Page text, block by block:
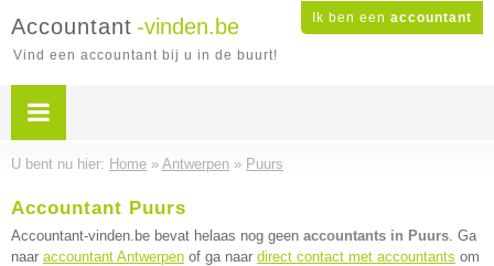
Ik ben een accountant
Accountant -vinden.be
Vind een accountant bij u in de buurt!
U bent nu hier: Home » Antwerpen » Puurs
Accountant Puurs
Accountant-vinden.be bevat helaas nog geen accountants in Puurs. Ga
naar accountant Antwerpen of ga naar direct contact met accountants om